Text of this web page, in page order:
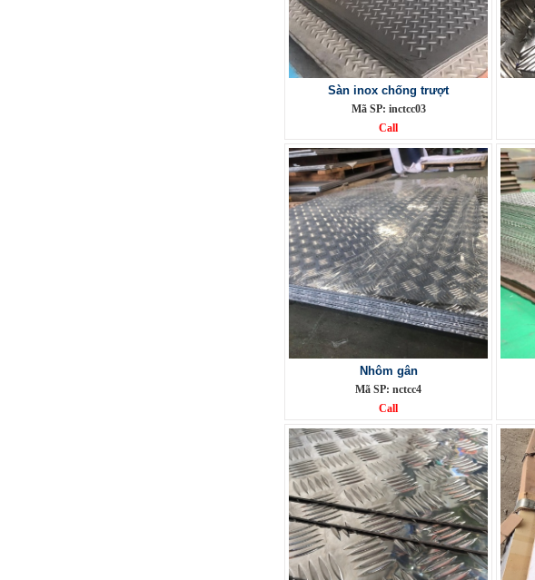
Sàn inox chống trượt
Mã SP: inctcc03
Call
Nhôm gân
Mã SP: nctcc4
Call